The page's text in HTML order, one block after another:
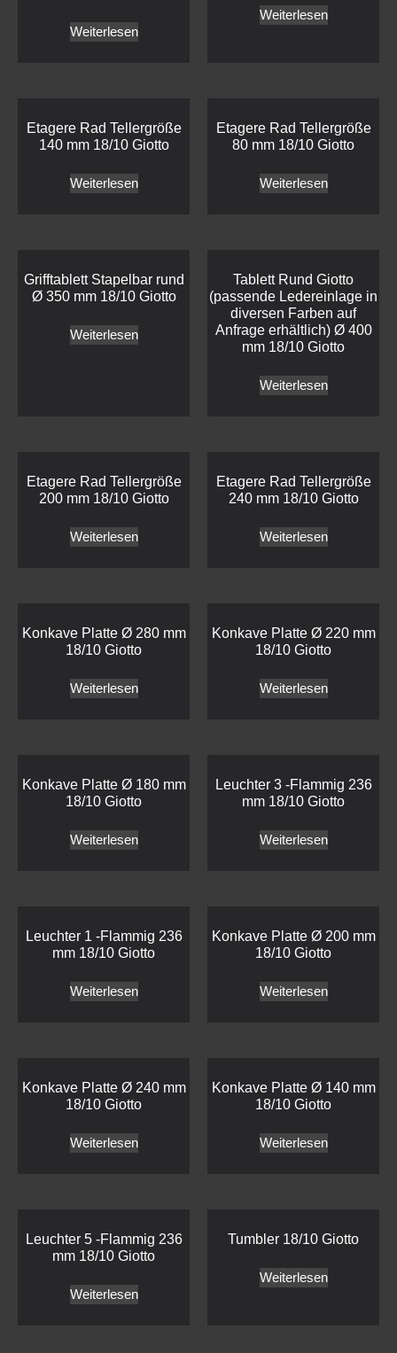
Weiterlesen
Weiterlesen
Etagere Rad Tellergröße
140 mm 18/10 Giotto
Weiterlesen
Etagere Rad Tellergröße
80 mm 18/10 Giotto
Weiterlesen
Grifftablett Stapelbar rund
Ø 350 mm 18/10 Giotto
Weiterlesen
Tablett Rund Giotto
(passende Ledereinlage in
diversen Farben auf
Anfrage erhältlich) Ø 400
mm 18/10 Giotto
Weiterlesen
Etagere Rad Tellergröße
200 mm 18/10 Giotto
Weiterlesen
Etagere Rad Tellergröße
240 mm 18/10 Giotto
Weiterlesen
Konkave Platte Ø 280 mm
18/10 Giotto
Weiterlesen
Konkave Platte Ø 220 mm
18/10 Giotto
Weiterlesen
Konkave Platte Ø 180 mm
18/10 Giotto
Weiterlesen
Leuchter 3 -Flammig 236
mm 18/10 Giotto
Weiterlesen
Leuchter 1 -Flammig 236
mm 18/10 Giotto
Weiterlesen
Konkave Platte Ø 200 mm
18/10 Giotto
Weiterlesen
Konkave Platte Ø 240 mm
18/10 Giotto
Weiterlesen
Konkave Platte Ø 140 mm
18/10 Giotto
Weiterlesen
Leuchter 5 -Flammig 236
mm 18/10 Giotto
Weiterlesen
Tumbler 18/10 Giotto
Weiterlesen